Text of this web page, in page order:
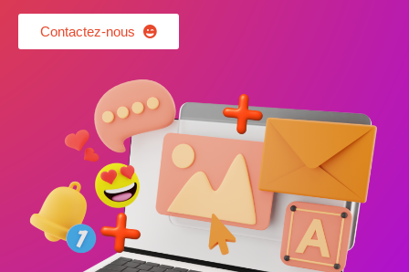
Contactez-nous